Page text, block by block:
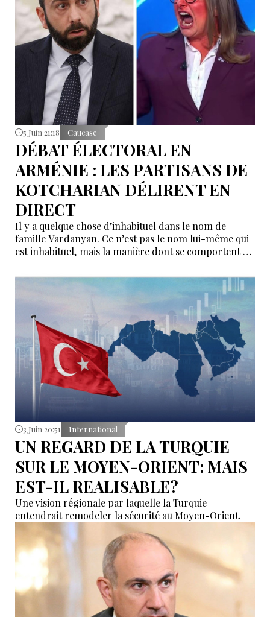
5 Juin 21:18 Caucase
DÉBAT ÉLECTORAL EN
ARMÉNIE : LES PARTISANS DE
KOTCHARIAN DÉLIRENT EN
DIRECT
Il y a quelque chose d’inhabituel dans le nom de
famille Vardanyan. Ce n’est pas le nom lui-même qui
est inhabituel, mais la manière dont se comportent de
qui sont engagées dans la politique arménienne.
Après Rubik, c’est également Kristine Vardanyan,
candidate au poste de députée du bloc « Arménie » de
Robert Kotcharian, qui l’a démontré.
3 Juin 20:51 International
UN REGARD DE LA TURQUIE
SUR LE MOYEN-ORIENT: MAIS
EST-IL REALISABLE?
Une vision régionale par laquelle la Turquie
entendrait remodeler la sécurité au Moyen-Orient.